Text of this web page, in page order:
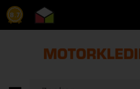
8.7